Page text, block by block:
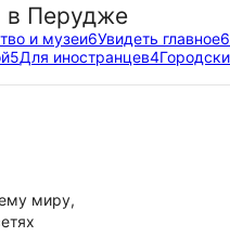
в Перудже
и музеи6Увидеть главное6
5Для иностранцев4
миру,